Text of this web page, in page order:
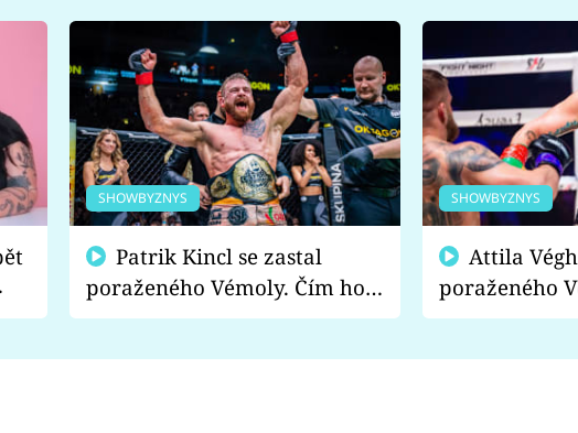
SHOWBYZNYS
poraženého Vémoly. Čím ho
fanoušci naštvali?
SHOWBYZNYS
poraženého
chce raději